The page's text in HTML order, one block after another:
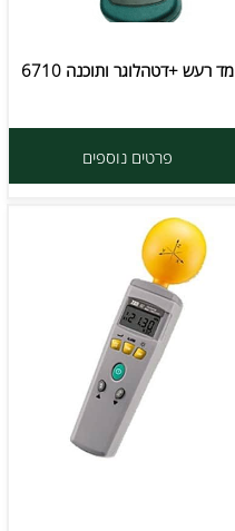
מד רעש +דטהלוגר ותוכנה 6710
פרטים נוספים